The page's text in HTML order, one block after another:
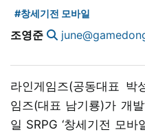
#창세기전 모바일
조영준
라인게임즈(공동대표 박
임즈(대표 남기룡)가 개
일 SRPG ‘창세기전 모